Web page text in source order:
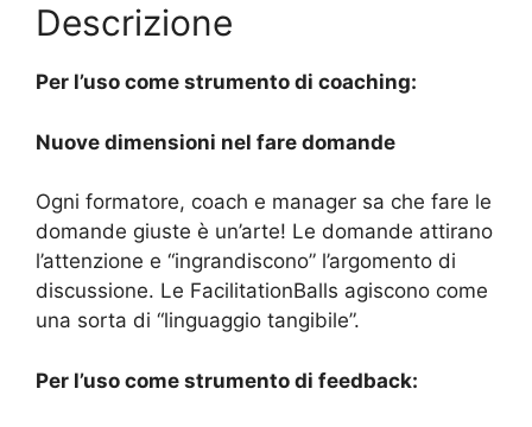
Descrizione
Per l’uso come strumento di coaching:
Nuove dimensioni nel fare domande
Ogni formatore, coach e manager sa che fare le
domande giuste è un’arte! Le domande attirano
l’attenzione e “ingrandiscono” l’argomento di
discussione. Le FacilitationBalls agiscono come
una sorta di “linguaggio tangibile”.
Per l’uso come strumento di feedback: